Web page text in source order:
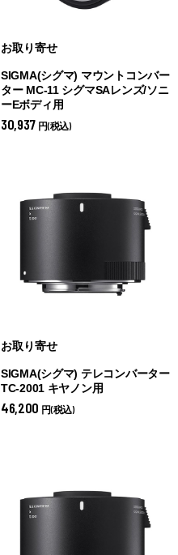
お取り寄せ
SIGMA(シグマ) マウントコンバー
ター MC-11 シグマSAレンズ/ソニ
ーEボディ用
30,937 円(税込)
お取り寄せ
SIGMA(シグマ) テレコンバーター
TC-2001 キヤノン用
46,200 円(税込)